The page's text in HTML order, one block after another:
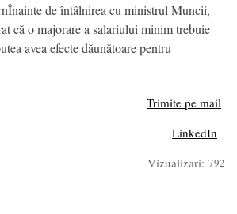
de întâlnirea cu ministrul Muncii,
că o majorare a salariului minim trebuie
avea efecte dăunătoare pentru
Trimite pe mail
LinkedIn
Vizualizari: 792